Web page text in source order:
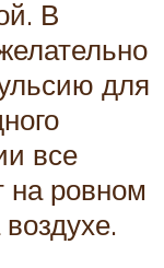
В
для
все
на ровном